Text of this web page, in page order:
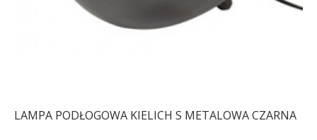
LAMPA PODŁOGOWA KIELICH S METALOWA CZARNA